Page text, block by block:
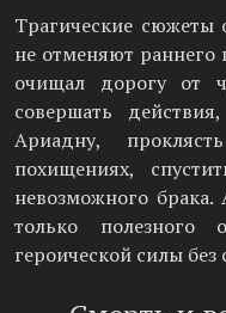
Трагические сюжеты
не отменяют раннего
очищал дорогу от
совершать
Ариадну,
похищениях,
невозможного
только полезного
героической силы